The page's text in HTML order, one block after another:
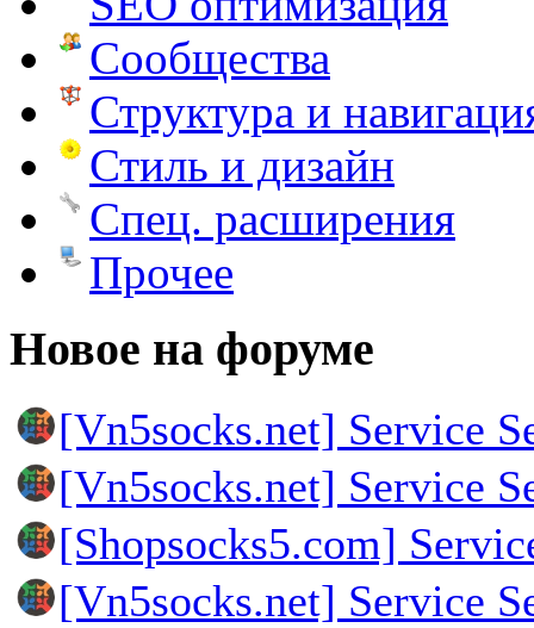
Сообщества
Структура и
Стиль и дизайн
Спец. расширения
Прочее
Новое на форуме
[Vn5socks.net] Service
[Vn5socks.net] Service
[Shopsocks5.com]
[Vn5socks.net] Service